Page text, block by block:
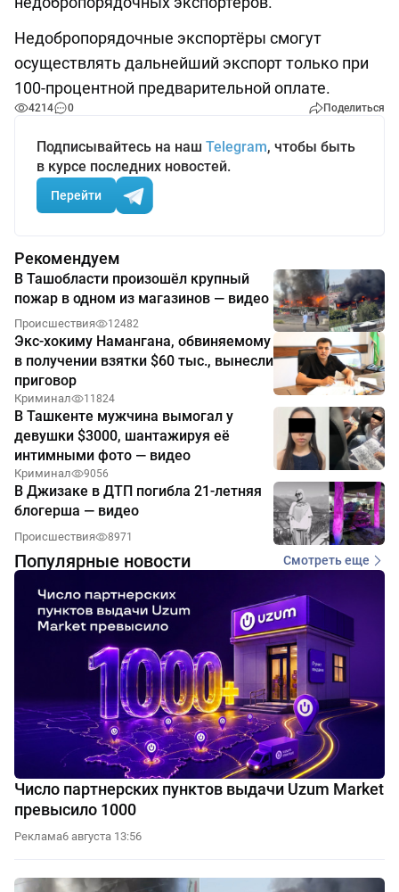
Недобропорядочные экспортёры смогут
осуществлять дальнейший экспорт только при
100-процентной предварительной оплате.
4214 0 Поделиться
Подписывайтесь на наш Telegram, чтобы быть
в курсе последних новостей.
Перейти
Рекомендуем
В Ташобласти произошёл крупный
пожар в одном из магазинов — видео
Происшествия 12482
Экс-хокиму Намангана, обвиняемому
в получении взятки $60 тыс., вынесли
приговор
Криминал 11824
В Ташкенте мужчина вымогал у
девушки $3000, шантажируя её
интимными фото — видео
Криминал 9056
В Джизаке в ДТП погибла 21-летняя
блогерша — видео
Происшествия 8971
Популярные новости Смотреть еще
Число партнерских пунктов выдачи Uzum Market
превысило 1000
Реклама6 августа 13:56